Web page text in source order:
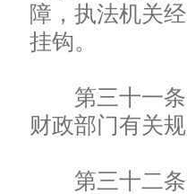
障，执法机关
挂钩。
第三十一条
财政部门有关
第三十二条